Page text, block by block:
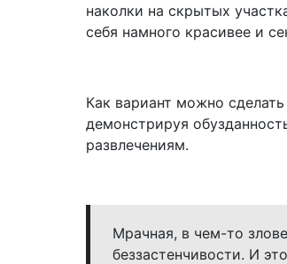
наколки на скрытых
себя намного красивее и
Как вариант можно
демонстрируя
развлечениям.
Мрачная, в чем-то
беззастенчивости. И